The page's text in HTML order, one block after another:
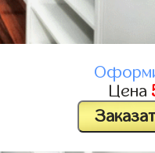
Цена